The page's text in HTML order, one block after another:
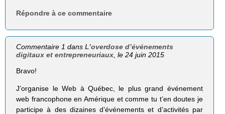
Répondre à ce commentaire
Commentaire 1 dansL’overdose d’événements
digitaux et entrepreneuriaux , le 24 juin 2015
Bravo!
J’organise le Web à Québec, le plus grand événement
web francophone en Amérique et comme tu t’en doutes je
participe à des dizaines d’événements et d’activités par